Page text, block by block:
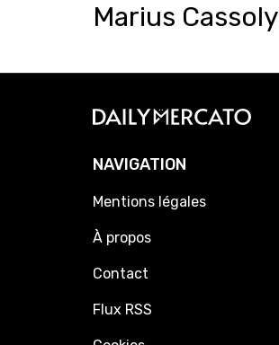
Marius Cassoly
NAVIGATION
Mentions légales
À propos
Contact
Flux RSS